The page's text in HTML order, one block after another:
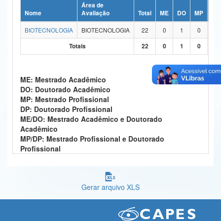
Ministério da Ciência, Tecnologia, Inovações e Comunicações
Ministério do Meio Ambiente
Controladoria-Geral da União
Ministério da Mulher, da Família e dos Direitos Humanos
Secretaria-Geral
Secretaria de Governo
Nome
Área de
Avaliação
Total ME DO MP
BIOTECNOLOGIA
BIOTECNOLOGIA 22 0 1 0
Totais
22 0 1 0
ME: Mestrado Acadêmico
DO: Doutorado Acadêmico
MP: Mestrado Profissional
DP: Doutorado Profissional
ME/DO: Mestrado Acadêmico e Doutorado
Acadêmico
MP/DP: Mestrado Profissional e Doutorado
Profissional
Gerar arquivo XLS